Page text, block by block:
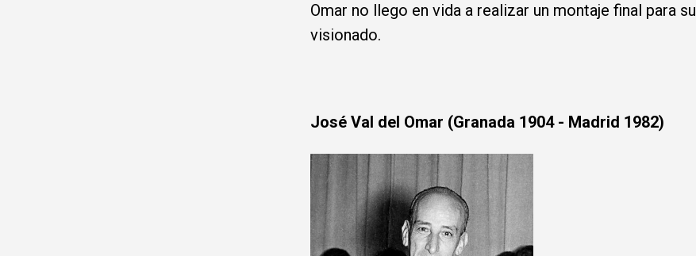
Omar no llego en vida a realizar un montaje final para su
visionado.
José Val del Omar (Granada 1904 - Madrid 1982)